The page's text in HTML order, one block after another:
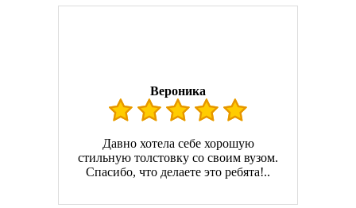
Вероника
Давно хотела себе хорошую
стильную толстовку со своим вузом.
Спасибо, что делаете это ребята!..